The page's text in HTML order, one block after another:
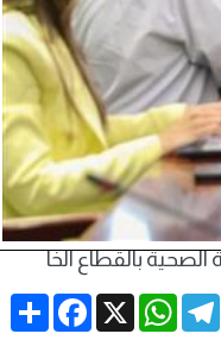
بالقطاع الخا
Share
Facebook X
WhatsApp
Telegram